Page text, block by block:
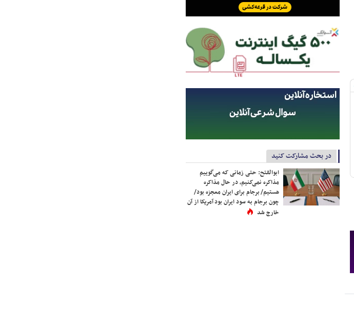
در بحث مشارکت کنید
ابوالفتح: حتی زمانی که می‌گوییم
مذاکره نمی‌کنیم، در حال مذاکره
هستیم/ برجام برای ایران معجزه بود/
چون برجام به سود ایران بود آمریکا از آن
خارج شد